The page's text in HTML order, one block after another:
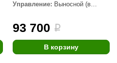
Управление: Выносной (в
93 700 i
В корзину